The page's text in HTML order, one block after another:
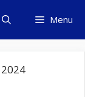
Menu